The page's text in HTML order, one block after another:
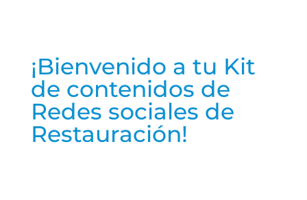
¡Bienvenido a tu Kit
de contenidos de
Redes sociales de
Restauración!